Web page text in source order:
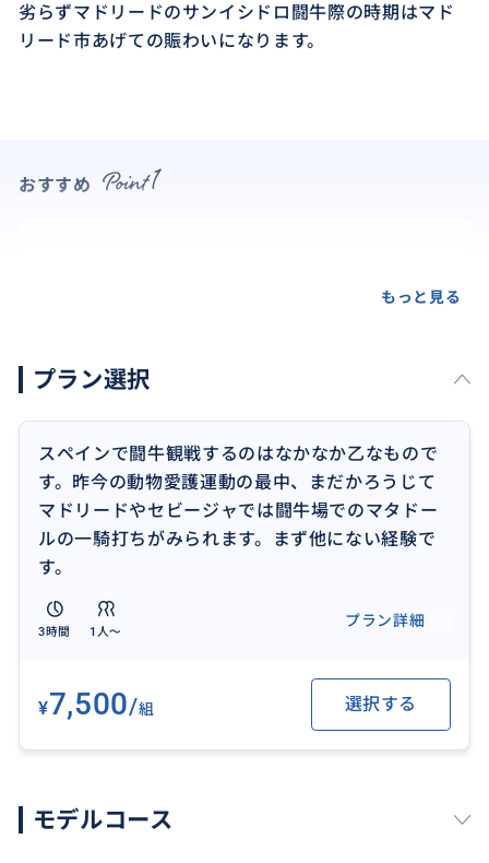
劣らずマドリードのサンイシドロ闘牛際の時期はマド
リード市あげての賑わいになります。
おすすめ
闘牛開催のスケジュールをお調べし、
現地でのチケット販売のお手伝いします。日本からオ
その際は、行き帰りの同行送迎サービスもいたしま
す。
もっと見る
プラン選択
スペインで闘牛観戦するのはなかなか乙なもので
す。昨今の動物愛護運動の最中、まだかろうじて
マドリードやセビージャでは闘牛場でのマタドー
ルの一騎打ちがみられます。まず他にない経験で
す。
3時間 1人〜
プラン詳細
¥7,500/組 選択する
モデルコース